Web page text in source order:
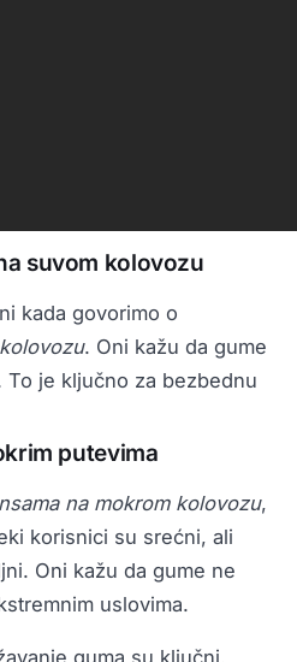
suvom kolovozu
kada govorimo o
. Oni kažu da gume
je ključno za bezbednu
putevima
na mokrom kolovozu,
korisnici su srećni, ali
Oni kažu da gume ne
uslovima.
guma su ključni.